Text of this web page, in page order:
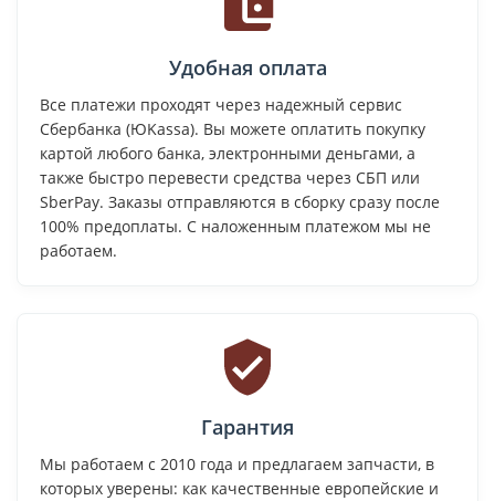
Удобная оплата
Все платежи проходят через надежный сервис
Сбербанка (ЮKassa). Вы можете оплатить покупку
картой любого банка, электронными деньгами, а
также быстро перевести средства через СБП или
SberPay. Заказы отправляются в сборку сразу после
100% предоплаты. С наложенным платежом мы не
работаем.
Гарантия
Мы работаем с 2010 года и предлагаем запчасти, в
которых уверены: как качественные европейские и